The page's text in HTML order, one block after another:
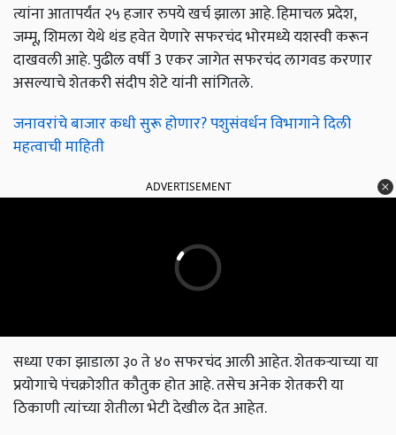
त्यांना आतापर्यंत २५ हजार रुपये खर्च झाला आहे. हिमाचल प्रदेश,
जम्मू, शिमला येथे थंड हवेत येणारे सफरचंद भोरमध्ये यशस्वी करून
दाखवली आहे. पुढील वर्षी 3 एकर जागेत सफरचंद लागवड करणार
असल्याचे शेतकरी संदीप शेटे यांनी सांगितले.
जनावरांचे बाजार कधी सुरू होणार? पशुसंवर्धन विभागाने दिली
महत्वाची माहिती
ADVERTISEMENT
सध्या एका झाडाला ३० ते ४० सफरचंद आली आहेत. शेतकऱ्याच्या या
प्रयोगाचे पंचक्रोशीत कौतुक होत आहे. तसेच अनेक शेतकरी या
ठिकाणी त्यांच्या शेतीला भेटी देखील देत आहेत.